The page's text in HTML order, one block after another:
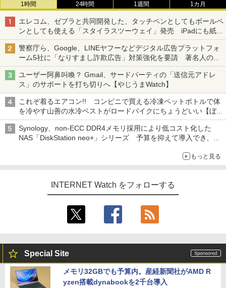
1時間 24時間 1週間 1カ月
エレコム、ゼブラと共同開発した、タッチペンとしてもボールペ
ンとしても使える「スタイラスツーウェイ」発売 iPadにも紙に
も、持ち替えずに書き込める
警察庁ら、Google、LINEヤフーなどデジタル広告プラットフォ
ーム5社に「なりすまし詐欺広告」対策強化を要請 著名人の写
真や映像を使った投資詐欺などへの対策として
ユーザー阿鼻叫喚？ Gmail、サードパーティの「送信元アドレ
ス」のサポートを打ち切りへ【やじうまWatch】
これぞ着るエアコン!! コンビニで買える冷凍ペットボトルで体
を冷やす山善の水冷ベストがロードバイクにちょうどいい【ぼっ
ち・ざ・ろーど！その14】【空いた時間でなにしてる？】
Synology、non-ECC DDR4メモリ採用により低コスト化した
NAS「DiskStation neo+」シリーズ 予算を抑えて導入でき、
もっと見る
INTERNET Watch をフォローする
Special Site
メモリ32GBでも予算内。産経新聞社がAMD R
yzen搭載dynabookを2千台導入